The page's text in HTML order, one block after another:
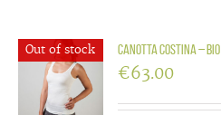
Out of stock Canotta Costina – BIO
€63.00